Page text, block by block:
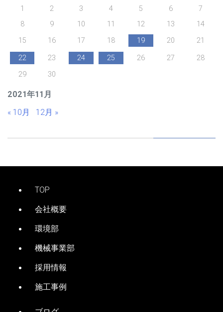
2021年11月
1
2 3 4 5 6
7
8
9 10 11 12 13
14
15
16 17 18 19 20
21
22
23 24 25 26 27
28
29
30
« 10月 12月 »
TOP
会社概要
環境部
機械事業部
採用情報
施工事例